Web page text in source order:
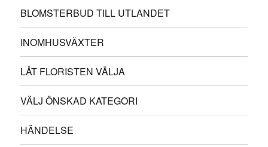
BLOMSTERBUD TILL UTLANDET
INOMHUSVÄXTER
LÅT FLORISTEN VÄLJA
VÄLJ ÖNSKAD KATEGORI
HÄNDELSE